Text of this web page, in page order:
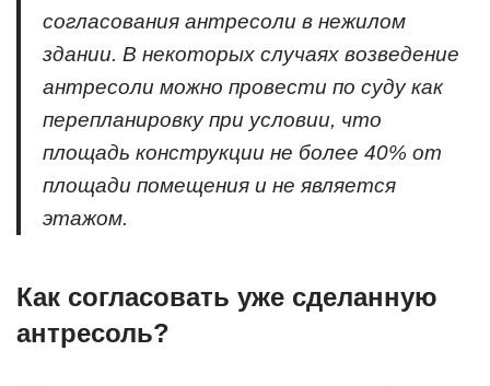
согласования антресоли в нежилом
здании. В некоторых случаях возведение
антресоли можно провести по суду как
перепланировку при условии, что
площадь конструкции не более 40% от
площади помещения и не является
этажом.
Как согласовать уже сделанную
антресоль?